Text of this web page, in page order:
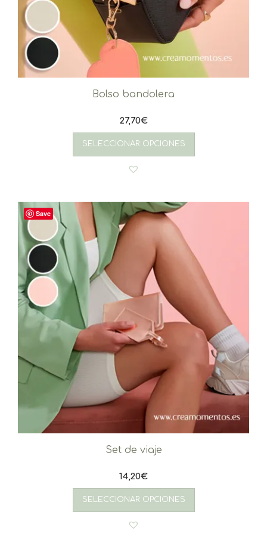
Bolso bandolera
27,70€
SELECCIONAR OPCIONES
Save
Set de viaje
14,20€
SELECCIONAR OPCIONES